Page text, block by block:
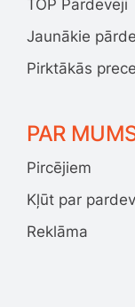
TOP Pārdevēji
Jaunākie
Pirktākās
PAR
Pircējiem
Kļūt par
Reklāma